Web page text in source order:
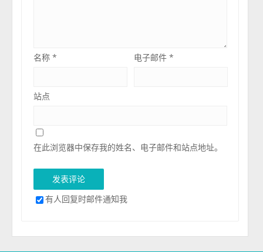
名称* 电子邮件*
站点
在此浏览器中保存我的姓名、电子邮件和站点地址。
有人回复时邮件通知我